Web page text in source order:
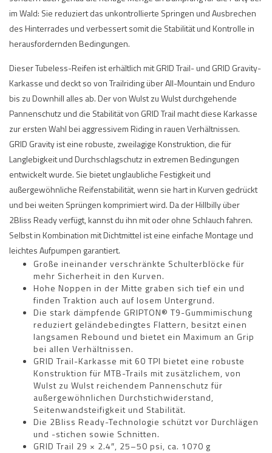
im Wald: Sie reduziert das unkontrollierte Springen und Ausbrechen
des Hinterrades und verbessert somit die Stabilität und Kontrolle in
herausfordernden Bedingungen.
Dieser Tubeless-Reifen ist erhältlich mit GRID Trail- und GRID Gravity-
Karkasse und deckt so von Trailriding über All-Mountain und Enduro
bis zu Downhill alles ab. Der von Wulst zu Wulst durchgehende
Pannenschutz und die Stabilität von GRID Trail macht diese Karkasse
zur ersten Wahl bei aggressivem Riding in rauen Verhältnissen.
GRID Gravity ist eine robuste, zweilagige Konstruktion, die für
Langlebigkeit und Durchschlagschutz in extremen Bedingungen
entwickelt wurde. Sie bietet unglaubliche Festigkeit und
außergewöhnliche Reifenstabilität, wenn sie hart in Kurven gedrückt
und bei weiten Sprüngen komprimiert wird. Da der Hillbilly über
2Bliss Ready verfügt, kannst du ihn mit oder ohne Schlauch fahren.
Selbst in Kombination mit Dichtmittel ist eine einfache Montage und
leichtes Aufpumpen garantiert.
Große ineinander verschränkte Schulterblöcke für
mehr Sicherheit in den Kurven.
Hohe Noppen in der Mitte graben sich tief ein und
finden Traktion auch auf losem Untergrund.
Die stark dämpfende GRIPTON® T9-Gummimischung
reduziert geländebedingtes Flattern, besitzt einen
langsamen Rebound und bietet ein Maximum an Grip
bei allen Verhältnissen.
GRID Trail-Karkasse mit 60 TPI bietet eine robuste
Konstruktion für MTB-Trails mit zusätzlichem, von
Wulst zu Wulst reichendem Pannenschutz für
außergewöhnlichen Durchstichwiderstand,
Seitenwandsteifigkeit und Stabilität.
Die 2Bliss Ready-Technologie schützt vor Durchlägen
und -stichen sowie Schnitten.
GRID Trail 29 × 2.4″, 25–50 psi, ca. 1070 g